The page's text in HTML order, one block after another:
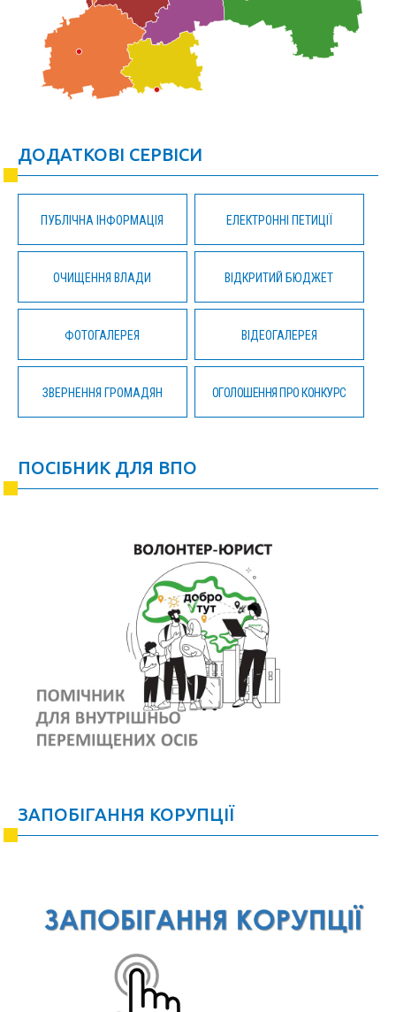
ДОДАТКОВІ СЕРВІСИ
ПУБЛІЧНА ІНФОРМАЦІЯ ЕЛЕКТРОННІ ПЕТИЦІЇ
ОЧИЩЕННЯ ВЛАДИ ВІДКРИТИЙ БЮДЖЕТ
ФОТОГАЛЕРЕЯ ВІДЕОГАЛЕРЕЯ
ЗВЕРНЕННЯ ГРОМАДЯН ОГОЛОШЕННЯ ПРО КОНКУРС
ПОСІБНИК ДЛЯ ВПО
ЗАПОБІГАННЯ КОРУПЦІЇ